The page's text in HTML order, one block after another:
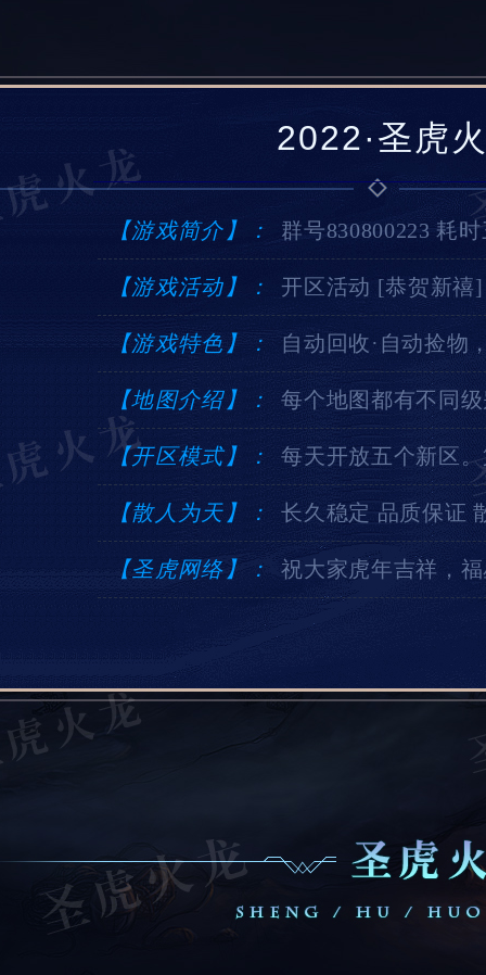
2022·圣虎
【游戏简介】： 群号830800223 耗
【游戏活动】： 开区活动 [恭贺新禧
【游戏特色】： 自动回收·自动捡物
【地图介绍】： 每个地图都有不同
【开区模式】： 每天开放五个新区
【散人为天】： 长久稳定 品质保证
【圣虎网络】： 祝大家虎年吉祥，